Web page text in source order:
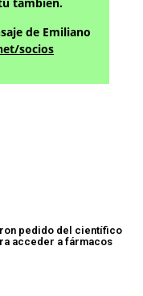
de Emiliano
socios
pedido del científico
acceder a fármacos